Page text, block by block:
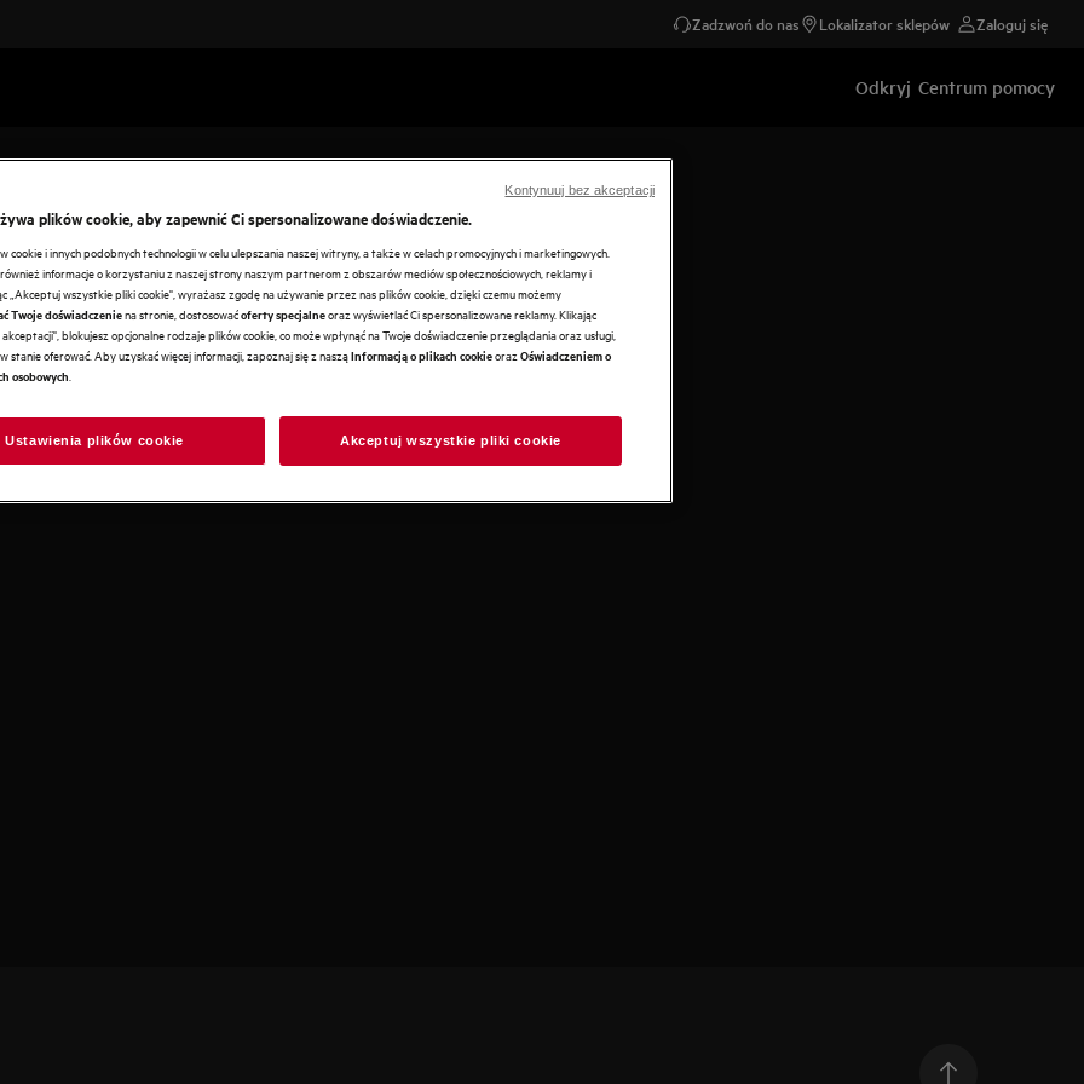
Zadzwoń do nas Lokalizator sklepów Zaloguj się
Odkryj Centrum pomocy
Zamontowany
powietrze w Twojej kuchni.
plików cookie, aby zapewnić Ci spersonalizowane doświadczenie.
cookie i innych podobnych technologii w celu ulepszania naszej witryny, a także w celach promocyjnych i marketingowych.
informacje o korzystaniu z naszej strony naszym partnerom z obszarów mediów społecznościowych, reklamy i
„Akceptuj wszystkie pliki cookie", wyrażasz zgodę na używanie przez nas plików cookie, dzięki czemu możemy
Twoje doświadczeniena stronie, dostosowaćoferty specjalneoraz wyświetlać Ci spersonalizowane reklamy. Klikając
akceptacji", blokujesz opcjonalne rodzaje plików cookie, co może wpłynąć na Twoje doświadczenie przeglądania oraz usługi,
stanie oferować. Aby uzyskać więcej informacji, zapoznaj się z nasząInformacją o plikach cookieoraz Oświadczeniem o
osobowych
Ustawienia plików cookie Akceptuj wszystkie pliki cookie
Kontynuuj bez akceptacji